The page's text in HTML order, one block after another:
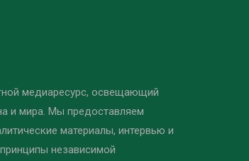
медиаресурс, освещающий
и мира. Мы предоставляем
материалы, интервью и
независимой